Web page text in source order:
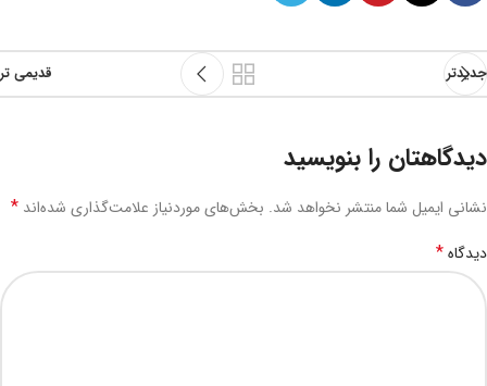
جدیدتر قدیمی تر
دیدگاهتان را بنویسید
نشانی ایمیل شما منتشر نخواهد شد. بخش‌های موردنیاز علامت‌گذاری شده‌اند *
دیدگاه*